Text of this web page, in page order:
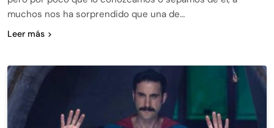
muchos nos ha sorprendido que una de…
Leer más